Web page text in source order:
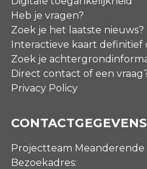
Heb je vragen?
Zoek je het laatste nieuws?
Interactieve kaart definitief
Zoek je
Direct contact of een
Privacy Policy
CONTACTGEGEVENS
Projectteam Meanderende
Bezoekadres: